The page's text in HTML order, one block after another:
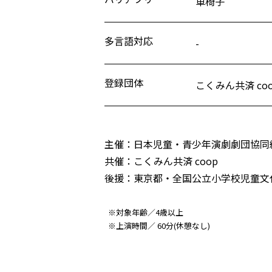
多言語対応 -
登録団体 こくみん共済
主催：日本児童・青少年演劇劇団協
共催：こくみん共済 coop
後援：東京都・全国公立小学校児童
※対象年齢／4歳以上
※上演時間／ 60分(休憩なし)